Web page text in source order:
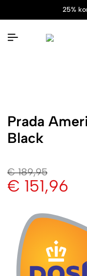
25%
Prada
Black
€189,95
€ 151,96